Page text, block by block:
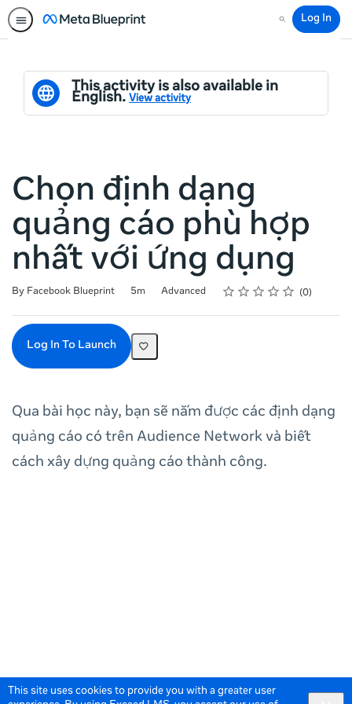
This site uses cookies to provide you with a greater user
Search
Log In
This activity is also available in
English. View activity
Chọn định dạng
quảng cáo phù hợp
nhất với ứng dụng
By Facebook Blueprint
Duration 5m
Difficulty Advanced Rating
1 star
2 stars
3 stars
4 stars
5 stars
Average rating: 0 0
No reviews
Log In To Launch
Qua bài học này, bạn sẽ nắm được các định dạng
quảng cáo có trên Audience Network và biết
cách xây dựng quảng cáo thành công.